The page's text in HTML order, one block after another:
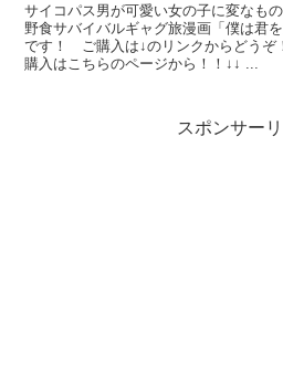
サイコパス男が可愛い女の子に変なも
野食サバイバルギャグ旅漫画「僕は君
です！ ご購入は↓のリンクからどうぞ
購入はこちらのページから！！↓↓ ...
スポンサー